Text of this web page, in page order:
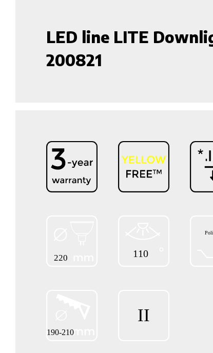
LED line LITE
200821